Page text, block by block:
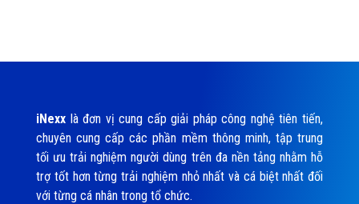
iNexx là đơn vị cung cấp giải pháp công nghệ tiên tiến,
chuyên cung cấp các phần mềm thông minh, tập trung
tối ưu trải nghiệm người dùng trên đa nền tảng nhằm hỗ
trợ tốt hơn từng trải nghiệm nhỏ nhất và cá biệt nhất đối
với từng cá nhân trong tổ chức.